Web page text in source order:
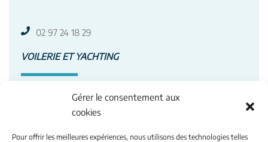
Gérer le consentement aux
cookies
Pour offrir les meilleures expériences, nous utilisons des technologies telles
02 97 24 18 29
VOILERIE ET YACHTING
3 Av. Roland Garros - 56400 Auray
02 97 50 88 66